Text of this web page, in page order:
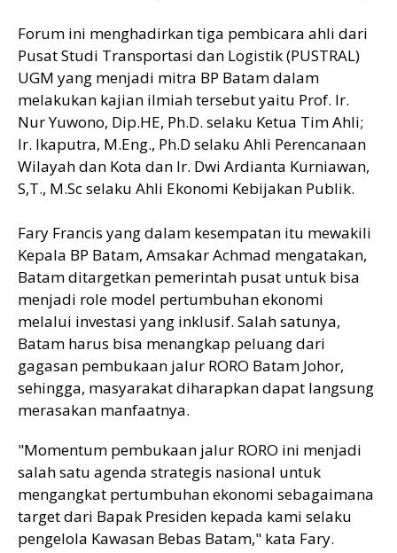
Forum ini menghadirkan tiga pembicara ahli dari
Pusat Studi Transportasi dan Logistik (PUSTRAL)
UGM yang menjadi mitra BP Batam dalam
melakukan kajian ilmiah tersebut yaitu Prof. Ir.
Nur Yuwono, Dip.HE, Ph.D. selaku Ketua Tim Ahli;
Ir. Ikaputra, M.Eng., Ph.D selaku Ahli Perencanaan
Wilayah dan Kota dan Ir. Dwi Ardianta Kurniawan,
S,T., M.Sc selaku Ahli Ekonomi Kebijakan Publik.
Fary Francis yang dalam kesempatan itu mewakili
Kepala BP Batam, Amsakar Achmad mengatakan,
Batam ditargetkan pemerintah pusat untuk bisa
menjadi role model pertumbuhan ekonomi
melalui investasi yang inklusif. Salah satunya,
Batam harus bisa menangkap peluang dari
gagasan pembukaan jalur RORO Batam Johor,
sehingga, masyarakat diharapkan dapat langsung
merasakan manfaatnya.
"Momentum pembukaan jalur RORO ini menjadi
salah satu agenda strategis nasional untuk
mengangkat pertumbuhan ekonomi sebagaimana
target dari Bapak Presiden kepada kami selaku
pengelola Kawasan Bebas Batam," kata Fary.